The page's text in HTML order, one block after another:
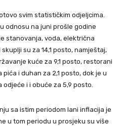
svim statističkim odjeljcima.
odnosu na juni prošle godine
stanovanja, voda, električna
su za 14,1 posto, namještaj,
kuće za 9,1 posto, restorani
i duhan za 2,1 posto, dok je u
i i obuće za 5,9 posto.
sa istim periodom lani inflacija je
u tom periodu u prosjeku su više